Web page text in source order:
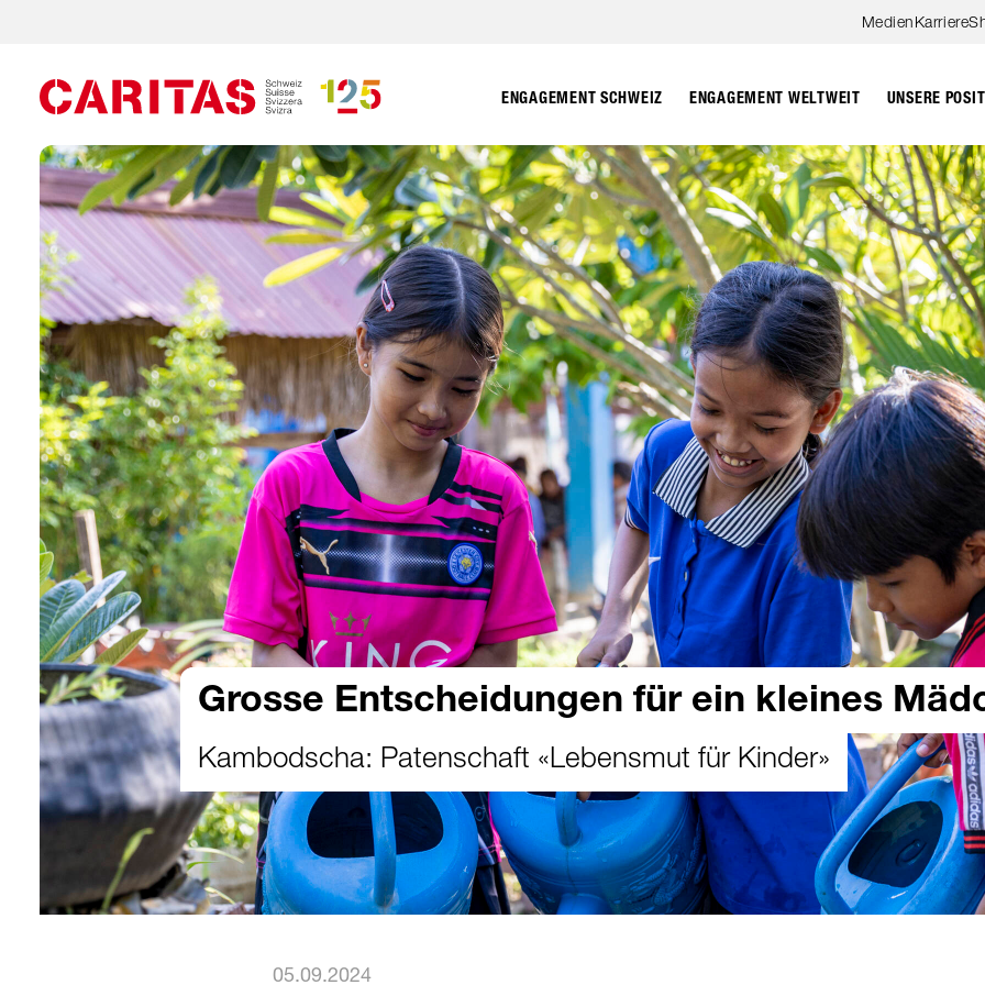
Zum Hauptinhalt springen
MedienKarriere
ENGAGEMENT SCHWEIZ ENGAGEMENT WELTWEIT UNSERE
Grosse Entscheidungen für ein kleines
Kambodscha: Patenschaft «Lebensmut für Kinder»
05.09.2024